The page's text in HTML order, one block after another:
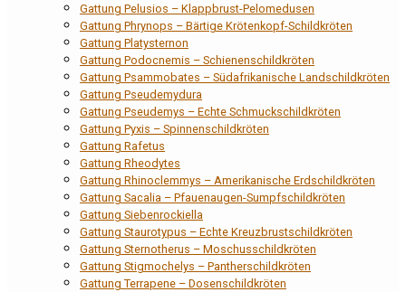
Gattung Pelusios – Klappbrust-Pelomedusen
Gattung Phrynops – Bärtige Krötenkopf-Schildkröten
Gattung Platysternon
Gattung Podocnemis – Schienenschildkröten
Gattung Psammobates – Südafrikanische Landschildkröten
Gattung Pseudemydura
Gattung Pseudemys – Echte Schmuckschildkröten
Gattung Pyxis – Spinnenschildkröten
Gattung Rafetus
Gattung Rheodytes
Gattung Rhinoclemmys – Amerikanische Erdschildkröten
Gattung Sacalia – Pfauenaugen-Sumpfschildkröten
Gattung Siebenrockiella
Gattung Staurotypus – Echte Kreuzbrustschildkröten
Gattung Sternotherus – Moschusschildkröten
Gattung Stigmochelys – Pantherschildkröten
Gattung Terrapene – Dosenschildkröten